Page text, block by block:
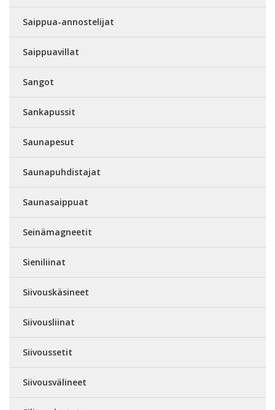
Saippua-annostelijat
Saippuavillat
Sangot
Sankapussit
Saunapesut
Saunapuhdistajat
Saunasaippuat
Seinämagneetit
Sieniliinat
Siivouskäsineet
Siivousliinat
Siivoussetit
Siivousvälineet